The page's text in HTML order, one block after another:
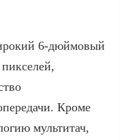
6-дюймовый
Кроме
мультитач,